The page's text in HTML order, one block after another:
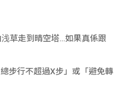
草走到晴空塔…如果真係跟
步行不超過X步」或「避免轉